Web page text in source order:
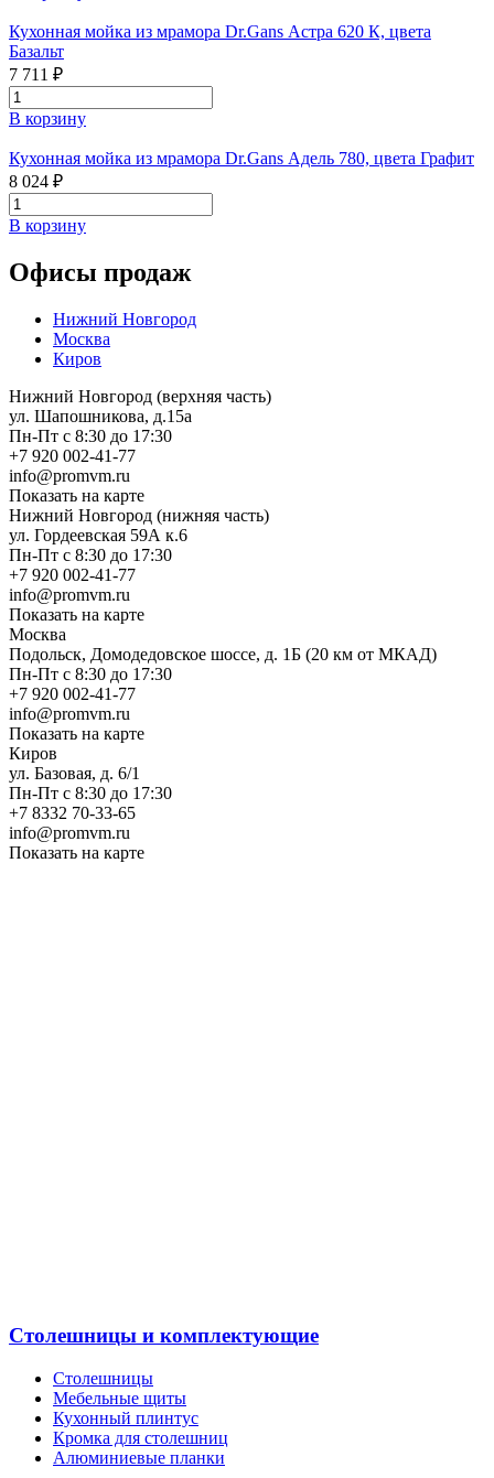
Кухонная мойка из мрамора Dr.Gans Астра 620 К, цвета
Базальт
7 711 ₽
В корзину
Кухонная мойка из мрамора Dr.Gans Адель 780, цвета Графит
8 024 ₽
В корзину
Офисы продаж
Нижний Новгород
Москва
Киров
Нижний Новгород (верхняя часть)
ул. Шапошникова, д.15а
Пн-Пт с 8:30 до 17:30
+7 920 002-41-77
info@promvm.ru
Показать на карте
Нижний Новгород (нижняя часть)
ул. Гордеевская 59А к.6
Пн-Пт с 8:30 до 17:30
+7 920 002-41-77
info@promvm.ru
Показать на карте
Москва
Подольск, Домодедовское шоссе, д. 1Б (20 км от МКАД)
Пн-Пт с 8:30 до 17:30
+7 920 002-41-77
info@promvm.ru
Показать на карте
Киров
ул. Базовая, д. 6/1
Пн-Пт с 8:30 до 17:30
+7 8332 70-33-65
info@promvm.ru
Показать на карте
Столешницы и комплектующие
Столешницы
Мебельные щиты
Кухонный плинтус
Кромка для столешниц
Алюминиевые планки